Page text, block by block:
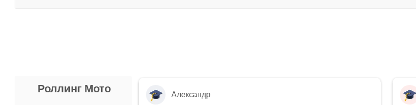
Роллинг Мото
Александр